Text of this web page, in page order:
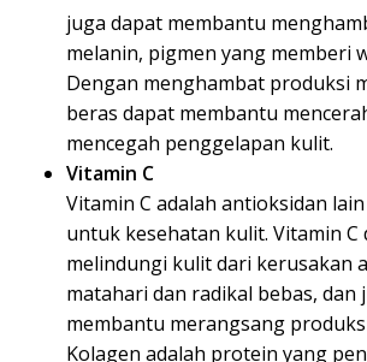
juga dapat membantu
melanin, pigmen yang memberi
Dengan menghambat produksi
beras dapat membantu
mencegah penggelapan kulit.
Vitamin C
Vitamin C adalah antioksidan
untuk kesehatan kulit. Vitamin C
melindungi kulit dari kerusakan
matahari dan radikal bebas, dan
membantu merangsang
Kolagen adalah protein yang